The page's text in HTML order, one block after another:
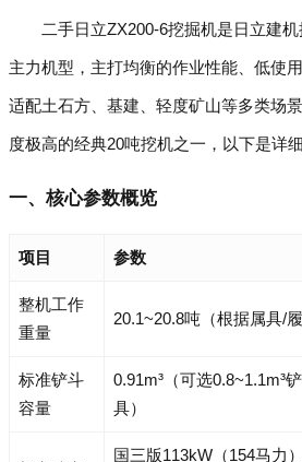
二手日立ZX200-6挖掘机是日立建
主力机型，主打均衡的作业性能、低使
适配土石方、基建、轻度矿山等多类场
度极高的经典20吨挖机之一，以下是详
一、核心参数概览
项目 参数
整机工作
重量
20.1~20.8吨（根据属具/
标准铲斗
容量
0.91m³（可选0.8~1.1m³
具）
国三版113kW（154马力